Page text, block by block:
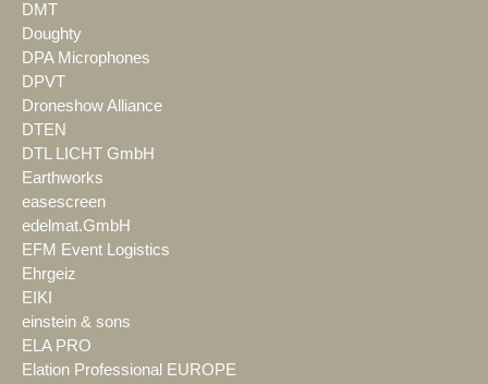
DMT
Doughty
DPA Microphones
DPVT
Droneshow Alliance
DTEN
DTL LICHT GmbH
Earthworks
easescreen
edelmat.GmbH
EFM Event Logistics
Ehrgeiz
EIKI
einstein & sons
ELA PRO
Elation Professional EUROPE